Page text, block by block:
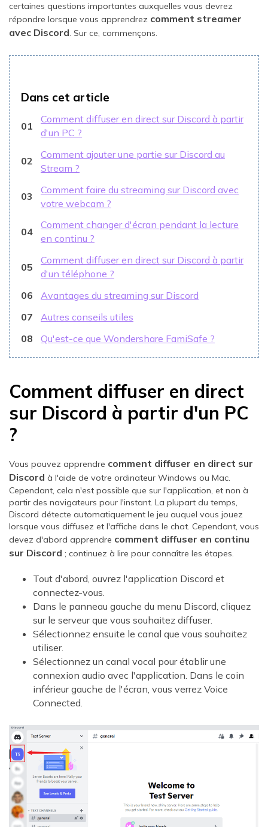
certaines questions importantes auxquelles vous devrez
répondre lorsque vous apprendrez comment streamer
avec Discord. Sur ce, commençons.
Dans cet article
01
Comment diffuser en direct sur Discord à partir
d'un PC ?
02
Comment ajouter une partie sur Discord au
Stream ?
03
Comment faire du streaming sur Discord avec
votre webcam ?
04
Comment changer d'écran pendant la lecture
en continu ?
05
Comment diffuser en direct sur Discord à partir
d'un téléphone ?
06
Avantages du streaming sur Discord
07
Autres conseils utiles
08
Qu'est-ce que Wondershare FamiSafe ?
Comment diffuser en direct
sur Discord à partir d'un PC
?
Vous pouvez apprendre comment diffuser en direct sur
Discord à l'aide de votre ordinateur Windows ou Mac.
Cependant, cela n'est possible que sur l'application, et non à
partir des navigateurs pour l'instant. La plupart du temps,
Discord détecte automatiquement le jeu auquel vous jouez
lorsque vous diffusez et l'affiche dans le chat. Cependant, vous
devez d'abord apprendre comment diffuser en continu
sur Discord ; continuez à lire pour connaître les étapes.
Tout d'abord, ouvrez l'application Discord et
connectez-vous.
Dans le panneau gauche du menu Discord, cliquez
sur le serveur que vous souhaitez diffuser.
Sélectionnez ensuite le canal que vous souhaitez
utiliser.
Sélectionnez un canal vocal pour établir une
connexion audio avec l'application. Dans le coin
inférieur gauche de l'écran, vous verrez Voice
Connected.